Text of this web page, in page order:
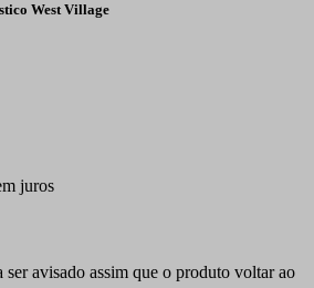
West Village
juros
ser avisado assim que o produto voltar ao